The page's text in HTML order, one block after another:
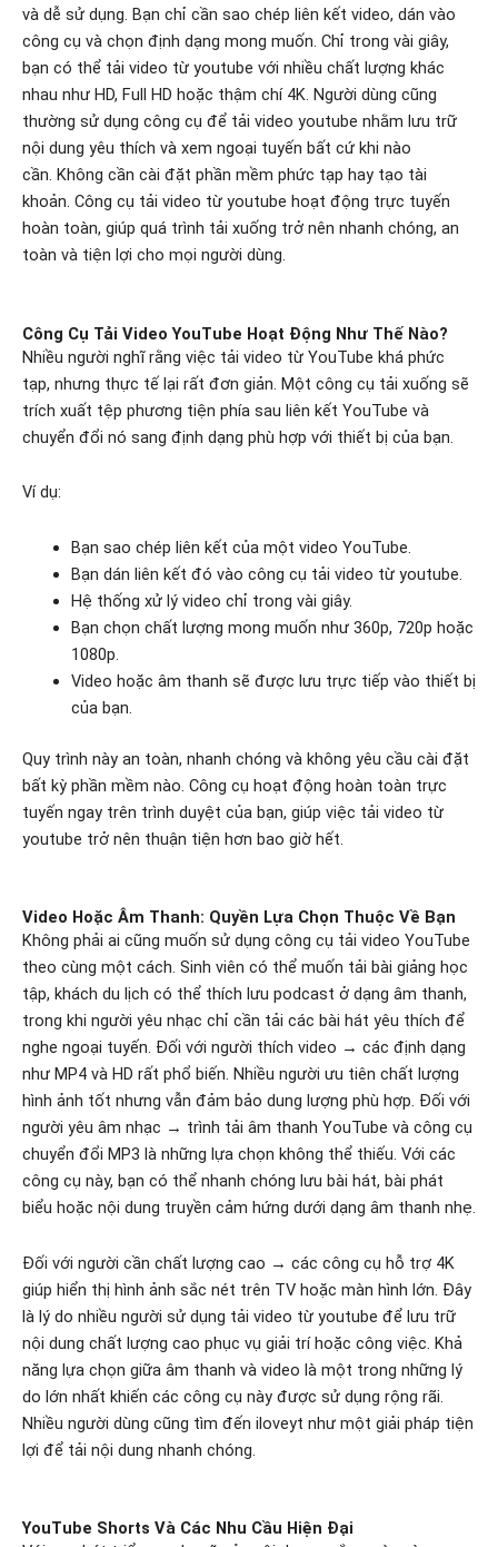
và dễ sử dụng. Bạn chỉ cần sao chép liên kết video, dán vào
công cụ và chọn định dạng mong muốn. Chỉ trong vài giây,
bạn có thể tải video từ youtube với nhiều chất lượng khác
nhau như HD, Full HD hoặc thậm chí 4K. Người dùng cũng
thường sử dụng công cụ để tải video youtube nhằm lưu trữ
nội dung yêu thích và xem ngoại tuyến bất cứ khi nào
cần. Không cần cài đặt phần mềm phức tạp hay tạo tài
khoản. Công cụ tải video từ youtube hoạt động trực tuyến
hoàn toàn, giúp quá trình tải xuống trở nên nhanh chóng, an
toàn và tiện lợi cho mọi người dùng.
Công Cụ Tải Video YouTube Hoạt Động Như Thế Nào?
Nhiều người nghĩ rằng việc tải video từ YouTube khá phức
tạp, nhưng thực tế lại rất đơn giản. Một công cụ tải xuống sẽ
trích xuất tệp phương tiện phía sau liên kết YouTube và
chuyển đổi nó sang định dạng phù hợp với thiết bị của bạn.
Ví dụ:
Bạn sao chép liên kết của một video YouTube.
Bạn dán liên kết đó vào công cụ tải video từ youtube.
Hệ thống xử lý video chỉ trong vài giây.
Bạn chọn chất lượng mong muốn như 360p, 720p hoặc
1080p.
Video hoặc âm thanh sẽ được lưu trực tiếp vào thiết bị
của bạn.
Quy trình này an toàn, nhanh chóng và không yêu cầu cài đặt
bất kỳ phần mềm nào. Công cụ hoạt động hoàn toàn trực
tuyến ngay trên trình duyệt của bạn, giúp việc tải video từ
youtube trở nên thuận tiện hơn bao giờ hết.
Video Hoặc Âm Thanh: Quyền Lựa Chọn Thuộc Về Bạn
Không phải ai cũng muốn sử dụng công cụ tải video YouTube
theo cùng một cách. Sinh viên có thể muốn tải bài giảng học
tập, khách du lịch có thể thích lưu podcast ở dạng âm thanh,
trong khi người yêu nhạc chỉ cần tải các bài hát yêu thích để
nghe ngoại tuyến. Đối với người thích video → các định dạng
như MP4 và HD rất phổ biến. Nhiều người ưu tiên chất lượng
hình ảnh tốt nhưng vẫn đảm bảo dung lượng phù hợp. Đối với
người yêu âm nhạc → trình tải âm thanh YouTube và công cụ
chuyển đổi MP3 là những lựa chọn không thể thiếu. Với các
công cụ này, bạn có thể nhanh chóng lưu bài hát, bài phát
biểu hoặc nội dung truyền cảm hứng dưới dạng âm thanh nhẹ.
Đối với người cần chất lượng cao → các công cụ hỗ trợ 4K
giúp hiển thị hình ảnh sắc nét trên TV hoặc màn hình lớn. Đây
là lý do nhiều người sử dụng tải video từ youtube để lưu trữ
nội dung chất lượng cao phục vụ giải trí hoặc công việc. Khả
năng lựa chọn giữa âm thanh và video là một trong những lý
do lớn nhất khiến các công cụ này được sử dụng rộng rãi.
Nhiều người dùng cũng tìm đến iloveyt như một giải pháp tiện
lợi để tải nội dung nhanh chóng.
YouTube Shorts Và Các Nhu Cầu Hiện Đại